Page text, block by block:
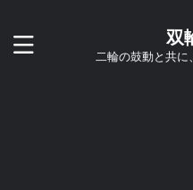
双
二輪の鼓動と共に